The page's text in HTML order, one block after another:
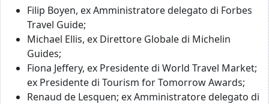
Filip Boyen, ex Amministratore delegato di Forbes
Travel Guide;
Michael Ellis, ex Direttore Globale di Michelin
Guides;
Fiona Jeffery, ex Presidente di World Travel Market;
ex Presidente di Tourism for Tomorrow Awards;
Renaud de Lesquen; ex Amministratore delegato di